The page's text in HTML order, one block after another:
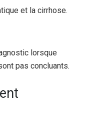
et la cirrhose.
lorsque
pas concluants.